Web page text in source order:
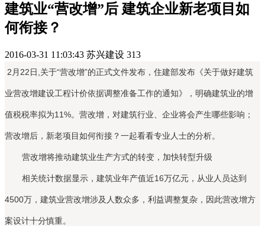
建筑业“营改增”后 建筑企业新老项目如
何衔接？
2016-03-31 11:03:43 苏兴建设 313
2月22日,关于“营改增”的正式文件发布，住建部发布《关于做好建筑
业营改增建设工程计价依据调整准备工作的通知》，明确建筑业的增
值税税率拟为11%。营改增，对建筑行业、企业将会产生哪些影响；
营改增后，新老项目如何衔接？一起看看专业人士的分析。
营改增将推动建筑业生产方式的转变，加快转型升级
相关统计数据显示，建筑业年产值近16万亿元，从业人员达到
4500万，建筑业营改增涉及人数众多，利益调整复杂，因此营改增方
案设计十分慎重。